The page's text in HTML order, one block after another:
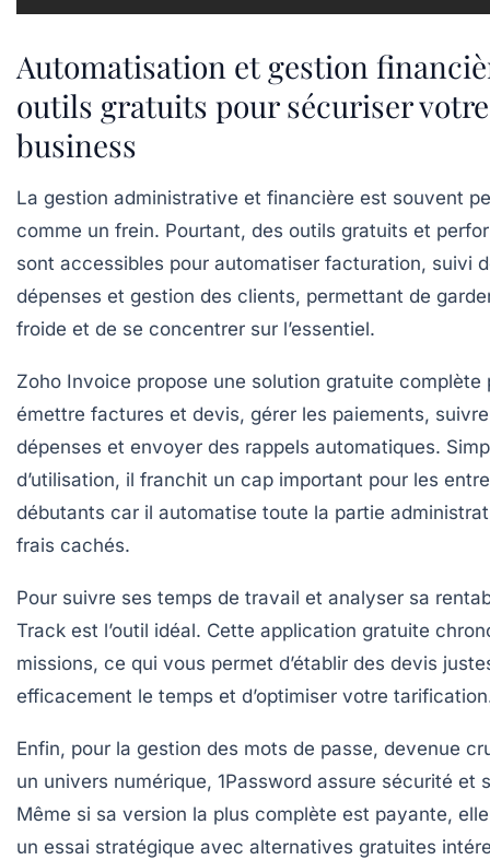
Automatisation et gestion
outils gratuits pour sécuriser votre
business
La gestion administrative et financière est souvent
comme un frein. Pourtant, des outils gratuits et
sont accessibles pour automatiser facturation, suivi
dépenses et gestion des clients, permettant de
froide et de se concentrer sur l’essentiel.
Zoho Invoice propose une solution gratuite complète
émettre factures et devis, gérer les paiements,
dépenses et envoyer des rappels automatiques.
d’utilisation, il franchit un cap important pour les
débutants car il automatise toute la partie
frais cachés.
Pour suivre ses temps de travail et analyser sa
Track est l’outil idéal. Cette application gratuite
missions, ce qui vous permet d’établir des devis
efficacement le temps et d’optimiser votre
Enfin, pour la gestion des mots de passe, devenue
un univers numérique, 1Password assure sécurité et
Même si sa version la plus complète est payante,
un essai stratégique avec alternatives gratuites